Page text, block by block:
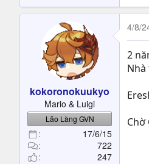
kokoronokuukyo
Mario & Luigi
Lão Làng GVN
17/6/15
722
247
4/8/
2
Chờ